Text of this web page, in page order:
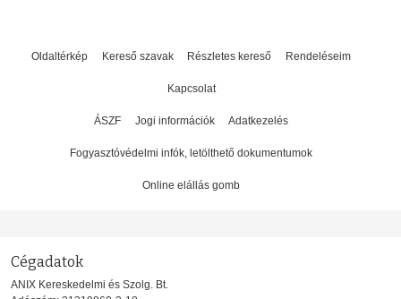
Oldaltérkép Kereső szavak Részletes kereső Rendeléseim
Kapcsolat
ÁSZF Jogi információk Adatkezelés
Fogyasztóvédelmi infók, letölthető dokumentumok
Online elállás gomb
Cégadatok
ANIX Kereskedelmi és Szolg. Bt.